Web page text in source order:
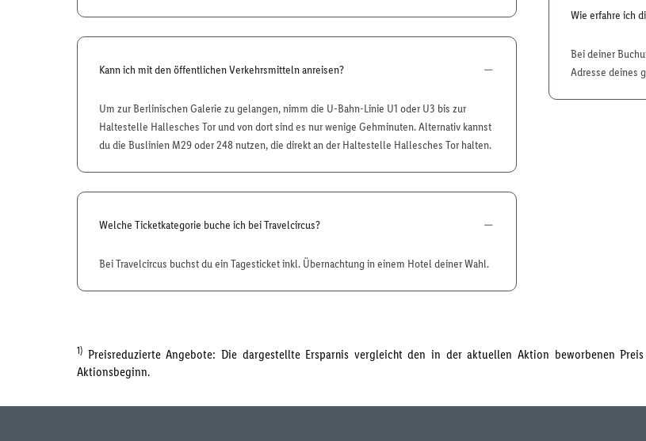
Kann ich mit den öffentlichen Verkehrsmitteln anreisen?
Um zur Berlinischen Galerie zu gelangen, nimm die U-Bahn-Linie U1 oder U3 bis zur
Haltestelle Hallesches Tor und von dort sind es nur wenige Gehminuten. Alternativ kannst
du die Buslinien M29 oder 248 nutzen, die direkt an der Haltestelle Hallesches Tor halten.
Welche Ticketkategorie buche ich bei Travelcircus?
Bei Travelcircus buchst du ein Tagesticket inkl. Übernachtung in einem Hotel deiner Wahl.
Wie erfahre ich
Bei deiner
Adresse deines
1) Preisreduzierte Angebote: Die dargestellte Ersparnis vergleicht den in der aktuellen Aktion beworbenen
Aktionsbeginn.